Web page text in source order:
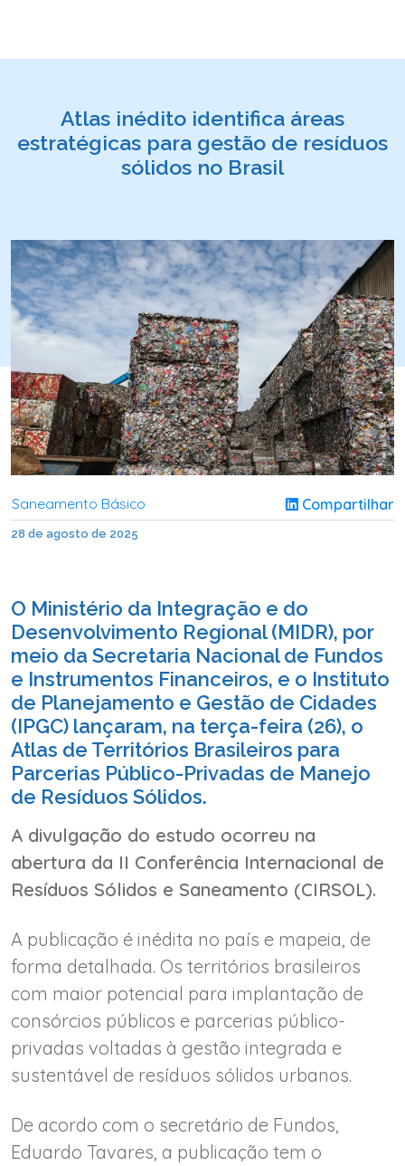
Atlas inédito identifica áreas
estratégicas para gestão de resíduos
sólidos no Brasil
Saneamento Básico Compartilhar
28 de agosto de 2025
O Ministério da Integração e do
Desenvolvimento Regional (MIDR), por
meio da Secretaria Nacional de Fundos
e Instrumentos Financeiros, e o Instituto
de Planejamento e Gestão de Cidades
(IPGC) lançaram, na terça-feira (26), o
Atlas de Territórios Brasileiros para
Parcerias Público-Privadas de Manejo
de Resíduos Sólidos.
A divulgação do estudo ocorreu na
abertura da II Conferência Internacional de
Resíduos Sólidos e Saneamento (CIRSOL).
A publicação é inédita no país e mapeia, de
forma detalhada. Os territórios brasileiros
com maior potencial para implantação de
consórcios públicos e parcerias público-
privadas voltadas à gestão integrada e
sustentável de resíduos sólidos urbanos.
De acordo com o secretário de Fundos,
Eduardo Tavares, a publicação tem o